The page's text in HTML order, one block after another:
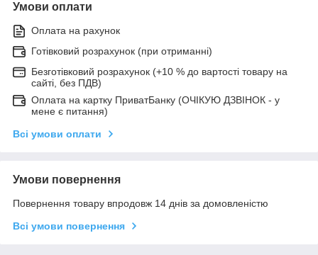
Умови оплати
Оплата на рахунок
Готівковий розрахунок (при отриманні)
Безготівковий розрахунок (+10 % до вартості товару на
сайті, без ПДВ)
Оплата на картку ПриватБанку (ОЧІКУЮ ДЗВІНОК - у
мене є питання)
Всі умови оплати
Умови повернення
Повернення товару впродовж 14 днів за домовленістю
Всі умови повернення